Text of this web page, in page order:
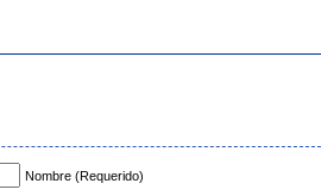
Nombre (Requerido)